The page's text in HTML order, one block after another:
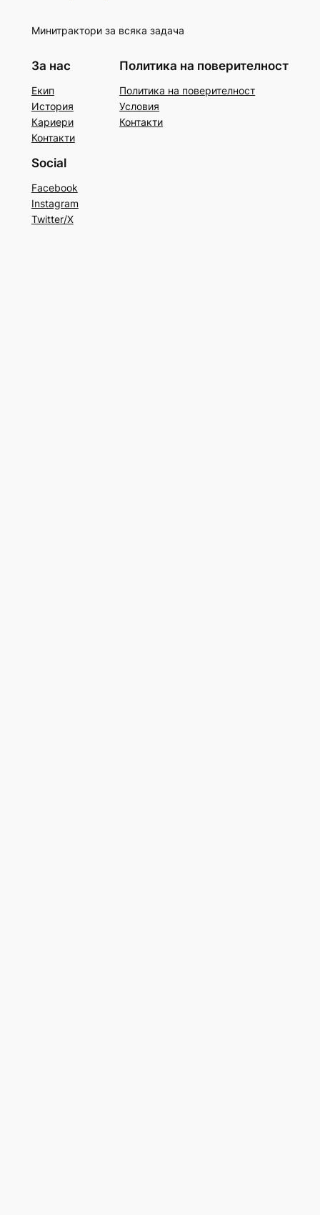
Минитрактори за всяка задача
За нас
Екип
История
Кариери
Контакти
Политика на поверителност
Политика на поверителност
Условия
Контакти
Social
Facebook
Instagram
Twitter/X